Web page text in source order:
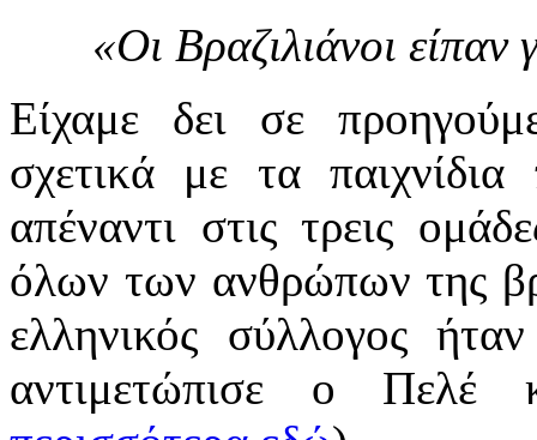
«Οι Βραζιλιάνοι
Είχαμε δει σε
σχετικά με τα
απέναντι στις τρεις
όλων των ανθρώπων της
ελληνικός σύλλογος
αντιμετώπισε ο